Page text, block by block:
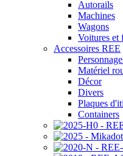
Autorails
Machines
Wagons
Voitures et
Accessoires REE
Matériel
Décor
Divers
Plaques
Containers